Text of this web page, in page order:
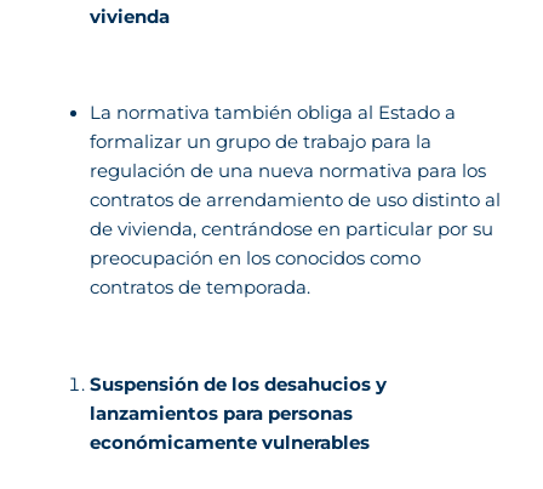
vivienda
La normativa también obliga al Estado a
formalizar un grupo de trabajo para la
regulación de una nueva normativa para los
contratos de arrendamiento de uso distinto al
de vivienda, centrándose en particular por su
preocupación en los conocidos como
contratos de temporada.
Suspensión de los desahucios y
lanzamientos para personas
económicamente vulnerables